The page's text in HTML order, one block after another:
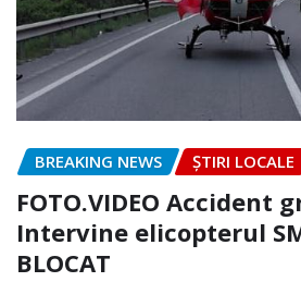
BREAKING NEWS ȘTIRI LOCALE
FOTO.VIDEO Accident
Intervine elicopterul
BLOCAT